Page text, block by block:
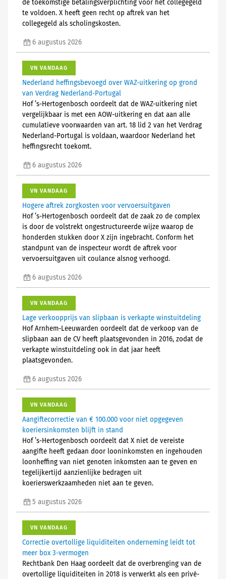
de toekomstige betalingsverplichting voor het collegegeld
te voldoen. X heeft geen recht op aftrek van het
collegegeld als scholingskosten.
6 augustus 2026
VN VANDAAG
Nederland heffingsbevoegd over WAZ-uitkering op grond
van Verdrag Nederland-Portugal
Hof ’s-Hertogenbosch oordeelt dat de WAZ-uitkering niet
vergelijkbaar is met een AOW-uitkering en dat aan alle
cumulatieve voorwaarden van art. 18 lid 2 van het Verdrag
Nederland-Portugal is voldaan, waardoor Nederland het
heffingsrecht toekomt.
6 augustus 2026
VN VANDAAG
Hogere aftrek zorgkosten voor vervoersuitgaven
Hof ’s-Hertogenbosch oordeelt dat de zaak zo de complex
is door de volstrekt ongestructureerde wijze waarop de
honderden stukken door X zijn ingebracht. Conform het
standpunt van de inspecteur wordt de aftrek voor
vervoersuitgaven uit coulance alsnog verhoogd.
6 augustus 2026
VN VANDAAG
Lage verkoopprijs van slipbaan is verkapte winstuitdeling
Hof Arnhem-Leeuwarden oordeelt dat de verkoop van de
slipbaan aan de CV heeft plaatsgevonden in 2016, zodat de
verkapte winstuitdeling ook in dat jaar heeft
plaatsgevonden.
6 augustus 2026
VN VANDAAG
Aangiftecorrectie van € 100.000 voor niet opgegeven
koeriersinkomsten blijft in stand
Hof ’s-Hertogenbosch oordeelt dat X niet de vereiste
aangifte heeft gedaan door looninkomsten en ingehouden
loonheffing van niet genoten inkomsten aan te geven en
tegelijkertijd aanzienlijke bedragen uit
koerierswerkzaamheden niet aan te geven.
5 augustus 2026
VN VANDAAG
Correctie overtollige liquiditeiten onderneming leidt tot
meer box 3-vermogen
Rechtbank Den Haag oordeelt dat de overbrenging van de
overtollige liquiditeiten in 2018 is verwerkt als een privé-